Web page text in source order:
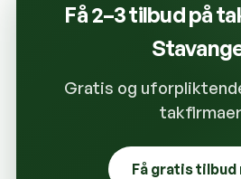
Få 2–3 tilbud på
Gratis og
Få gratis tilbud